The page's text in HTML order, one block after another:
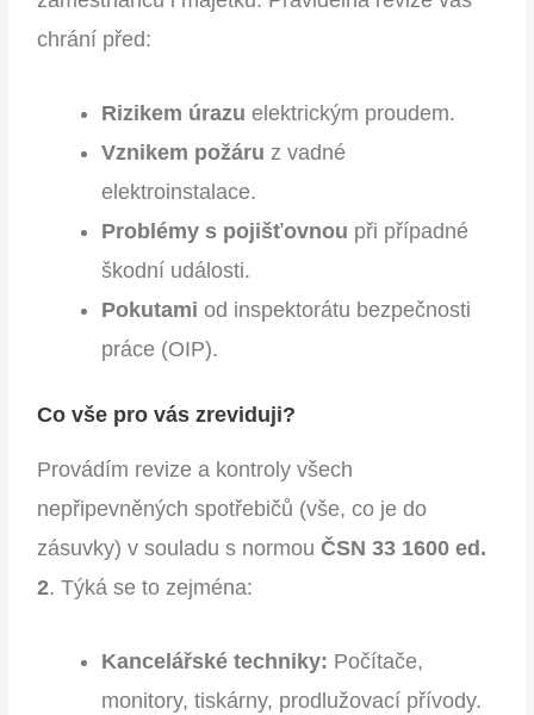
chrání před:
Rizikem úrazu elektrickým proudem.
Vznikem požáru z vadné
elektroinstalace.
Problémy s pojišťovnou při případné
škodní události.
Pokutami od inspektorátu bezpečnosti
práce (OIP).
Co vše pro vás zreviduji?
Provádím revize a kontroly všech
nepřipevněných spotřebičů (vše, co je do
zásuvky) v souladu s normouČSN 33 1600 ed.
2. Týká se to zejména:
Kancelářské techniky: Počítače,
monitory, tiskárny, prodlužovací přívody.